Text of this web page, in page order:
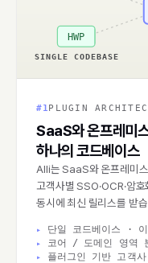
HWP
SINGLE CODEBASE
#1 PLUGIN
SaaS와 온프레미
하나의 코드베이스
Alli는 SaaS와 온프레미
고객사별 SSO·OCR·암
동시에 최신 릴리스를 받
단일 코드베이스 ·
코어 / 도메인 영역
플러그인 기반 고객사